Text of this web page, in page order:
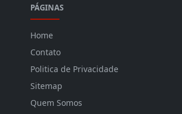
PÁGINAS
Home
Contato
Politica de Privacidade
Sitemap
Quem Somos